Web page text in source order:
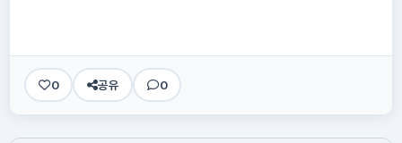
0 공유 0